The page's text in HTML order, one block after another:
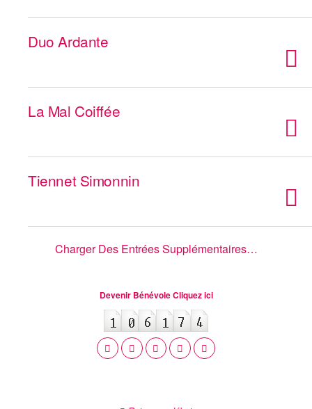
Duo Ardante
La Mal Coiffée
Tiennet Simonnin
Charger Des Entrées Supplémentaires…
Devenir Bénévole Cliquez ici